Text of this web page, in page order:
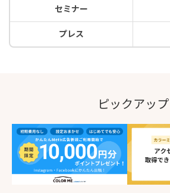
セミナー
プレス
ピックアップ